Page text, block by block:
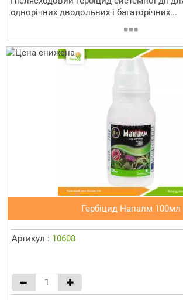
однорічних дводольних і багаторічних...
Гербіцид Напалм 100мл
Артикул : 10608